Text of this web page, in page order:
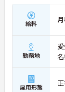
給料
勤務地
雇用形態